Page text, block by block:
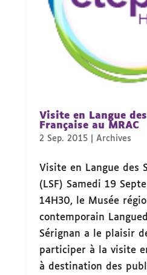
Visite en Langue
Française au MRAC
2 Sep. 2015| Archives
Visite en Langue des
(LSF) Samedi 19
14H30, le Musée
contemporain
Sérignan a le plaisir
participer à la visite
à destination des